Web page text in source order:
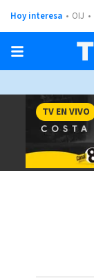
Hoy interesa OIJ
TV EN VIVO